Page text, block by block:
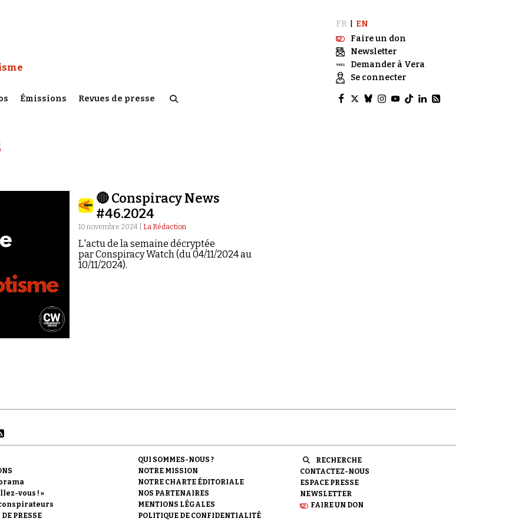
:
Émissions Revues de presse
FR
EN
Faire un don
Newsletter
Demander à Vera
Se connecter
🔴 Conspiracy News
#46.2024
10 novembre 2024 | La Rédaction
L'actu de la semaine décryptée
par Conspiracy Watch (du 04/11/2024 au
10/11/2024).
vous ! »
PRESSE
QUI SOMMES-NOUS ?
NOTRE MISSION
NOTRE CHARTE ÉDITORIALE
NOS PARTENAIRES
MENTIONS LÉGALES
POLITIQUE DE CONFIDENTIALITÉ
RECHERCHE
CONTACTEZ-NOUS
ESPACE PRESSE
NEWSLETTER
FAIRE UN DON